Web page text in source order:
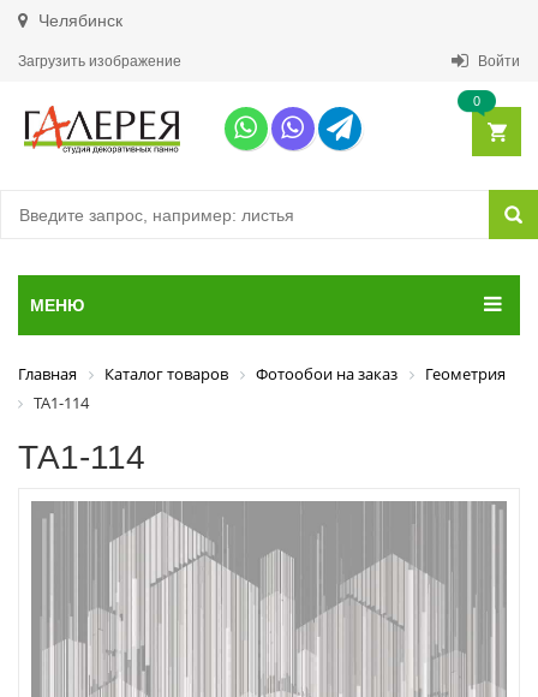
Челябинск
Загрузить изображение Войти
0
МЕНЮ
Главная Каталог товаров Фотообои на заказ
Геометрия
ТА1-114
ТА1-114